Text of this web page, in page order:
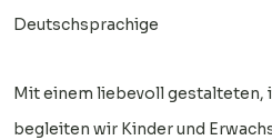
Deutschsprachige
Mit einem liebevoll gestalteten,
begleiten wir Kinder und